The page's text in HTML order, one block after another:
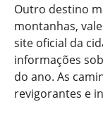
Outro destino
montanhas,
site oficial da
informações
do ano. As
revigorantes e